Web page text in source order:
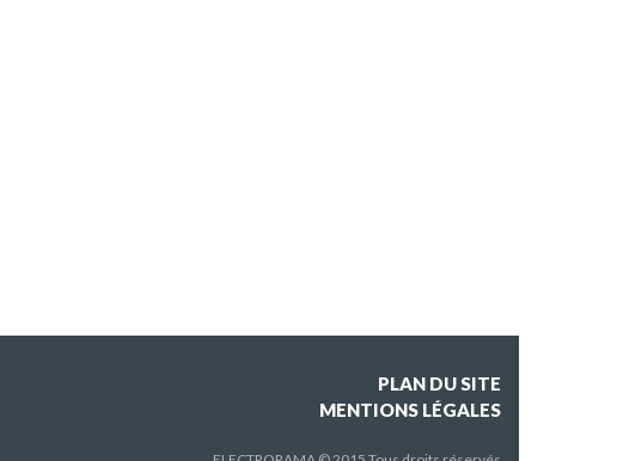
PLAN DU SITE
MENTIONS LÉGALES